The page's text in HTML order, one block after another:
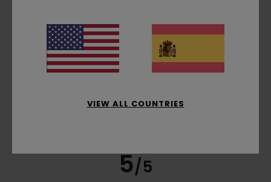
Talla
Demasiado pequeño
Demasiado grande
Material
5/5
VIEW ALL COUNTRIES